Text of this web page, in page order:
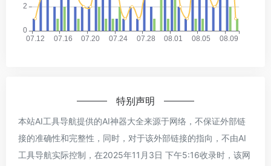
特别声明
本站AI工具导航提供的AI神器大全来源于网络，不保证外部链
接的准确性和完整性，同时，对于该外部链接的指向，不由AI
工具导航实际控制，在2025年11月3日 下午5:16收录时，该网